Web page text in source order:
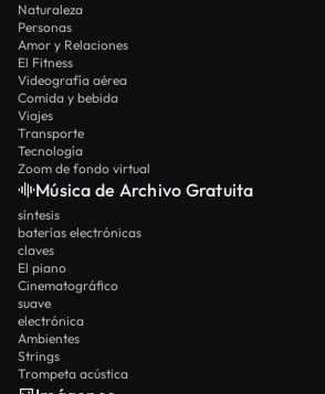
Naturaleza
Personas
Amor y Relaciones
El Fitness
Videografía aérea
Comida y bebida
Viajes
Transporte
Tecnología
Zoom de fondo virtual
Música de Archivo Gratuita
síntesis
baterías electrónicas
claves
El piano
Cinematográfico
suave
electrónica
Ambientes
Strings
Trompeta acústica